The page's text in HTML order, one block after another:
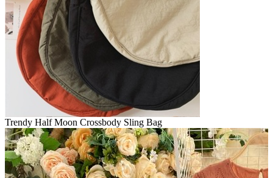
Trendy Half Moon Crossbody Sling Bag